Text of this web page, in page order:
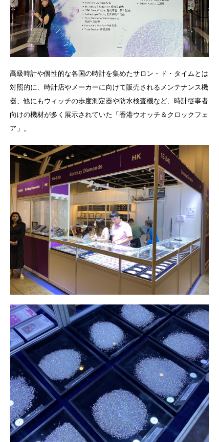
高級時計や個性的な各国の時計を集めたサロン・ド・タイムとは
対照的に、時計店やメーカーに向けて販売されるメンテナンス機
器、他にもウィッチの歩度測定器や防水検査機など、時計従事者
向けの機材が多く展示されていた「香港ウオッチ＆クロックフェ
ア」。